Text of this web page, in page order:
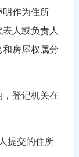
明作为住所
人或负责人
房屋权属分
登记机关在
提交的住所